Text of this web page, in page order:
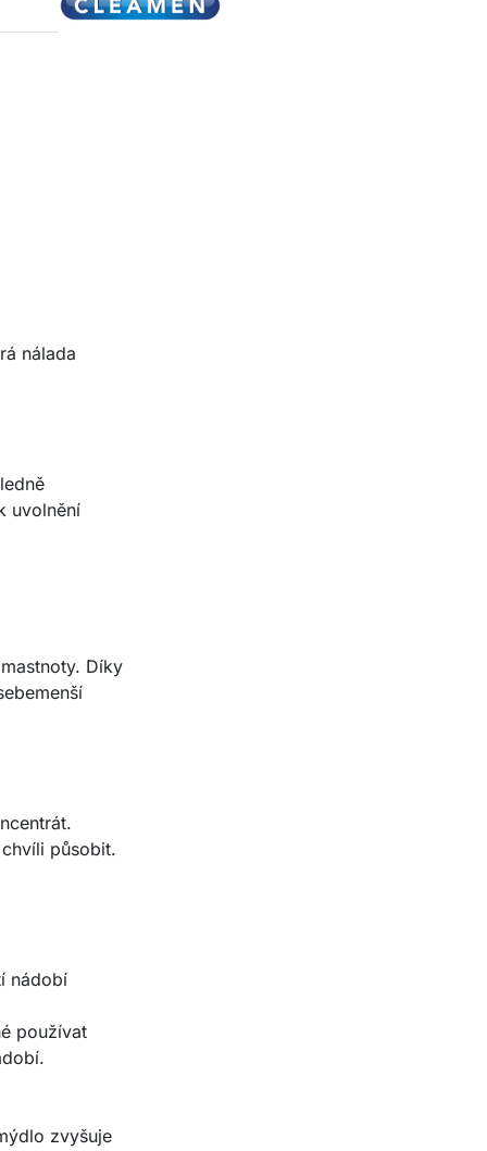
nálada
uvolnění
Díky
působit.
nádobí
používat
zvyšuje